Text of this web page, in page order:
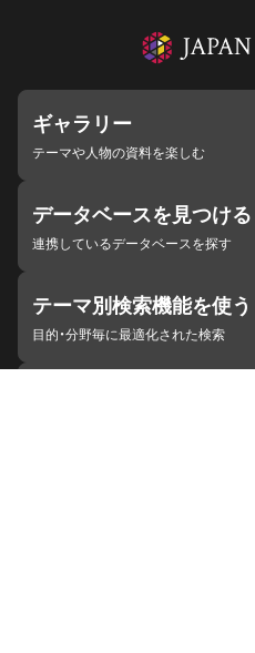
ギャラリー
テーマや人物の資料を楽しむ
データベースを見つける
連携しているデータベースを探す
テーマ別検索機能を使う
目的・分野毎に最適化された検索